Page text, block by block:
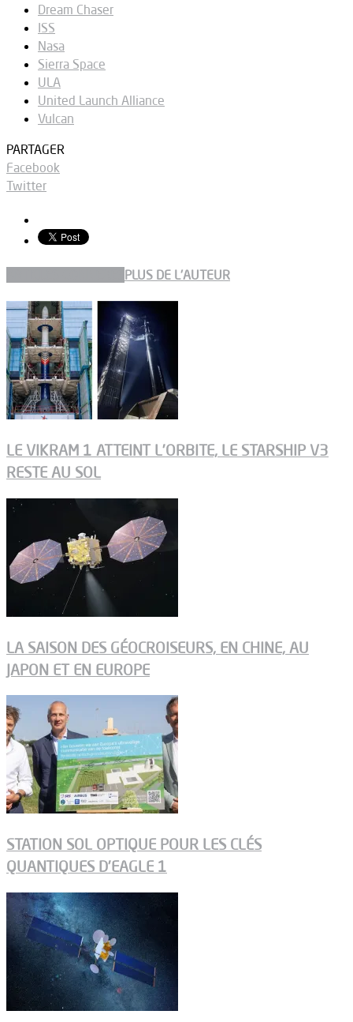
Dream Chaser
ISS
Nasa
Sierra Space
ULA
United Launch Alliance
Vulcan
PARTAGER
Facebook
Twitter
PLUS DE L'AUTEUR
LE VIKRAM 1 ATTEINT L’ORBITE, LE STARSHIP V3
RESTE AU SOL
LA SAISON DES GÉOCROISEURS, EN CHINE, AU
JAPON ET EN EUROPE
STATION SOL OPTIQUE POUR LES CLÉS
QUANTIQUES D’EAGLE 1